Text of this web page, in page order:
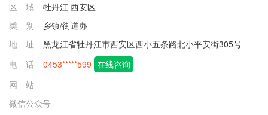
区 域 牡丹江 西安区
类 别
乡镇/街道办
地 址
黑龙江省牡丹江市西安区西小五条路北小平安街305号
电 话
0453*****599 在线咨询
网 站
微信公众号